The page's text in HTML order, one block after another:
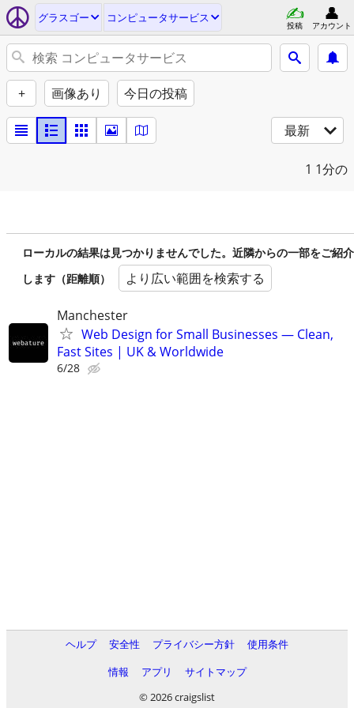
グラスゴー コンピュータサービス
投稿 アカウント
+ 画像あり 今日の投稿
最新
1 1分の
ローカルの結果は見つかりませんでした。近隣からの一部をご紹介
します（距離順）
より広い範囲を検索する
Manchester
Web Design for Small Businesses — Clean,
Fast Sites | UK & Worldwide
6/28
ヘルプ 安全性 プライバシー方針
使用条件
情報
アプリ
サイトマップ
© 2026 craigslist